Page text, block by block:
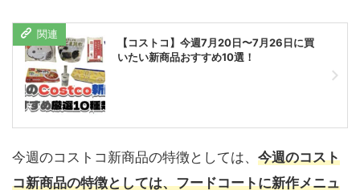
【コストコ】今週7月20日〜7月26日に買
いたい新商品おすすめ10選！
今週のコストコ新商品の特徴としては、 今週のコスト
コ新商品の特徴としては、フードコートに新作メニュ